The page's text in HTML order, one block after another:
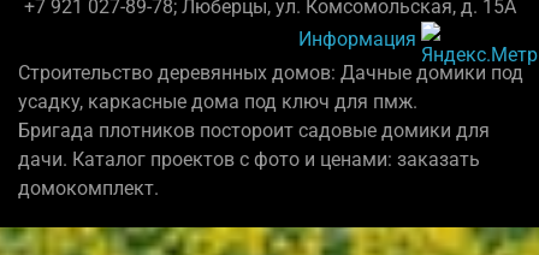
+7 921 027-89-78; Люберцы, ул. Комсомольская, д. 15А
Информация
Строительство деревянных домов: Дачные домики под
усадку, каркасные дома под ключ для пмж.
Бригада плотников постороит садовые домики для
дачи. Каталог проектов с фото и ценами: заказать
домокомплект.